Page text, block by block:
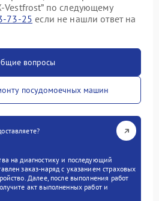
Vestfrost” по следующему
73-25 если не нашли ответ на
вопросы
посудомоечных машин
на диагностику и последующий
заказ-наряд с указанием страховых
Далее, после выполнения работ
акт выполненных работ и